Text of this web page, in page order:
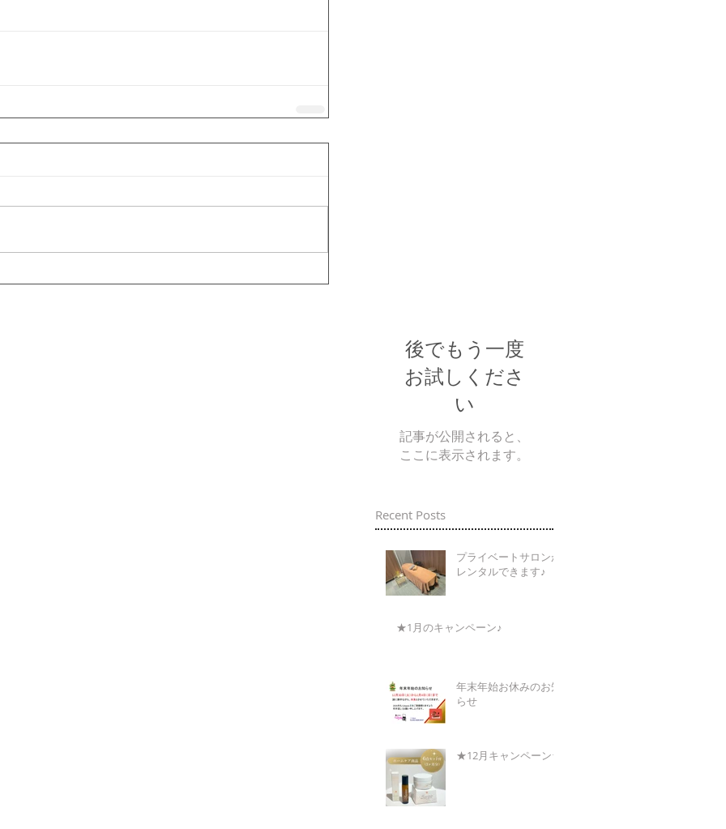
後でもう一度
お試しくださ
い
記事が公開されると、
ここに表示されます。
Recent Posts
プライベートサロンが
レンタルできます♪
★1月のキャンペーン♪
年末年始お休みのお知
らせ
★12月キャンペーン★